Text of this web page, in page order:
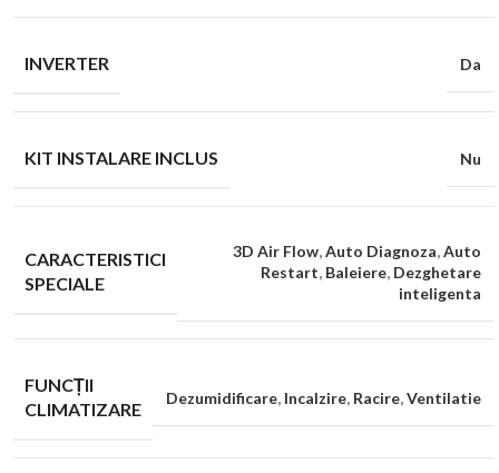
INVERTER Da
KIT INSTALARE INCLUS Nu
CARACTERISTICI
SPECIALE
3D Air Flow,Auto Diagnoza,Auto
Restart, Baleiere, Dezghetare
inteligenta
FUNCȚII
CLIMATIZARE
Dezumidificare, Incalzire, Racire,Ventilatie